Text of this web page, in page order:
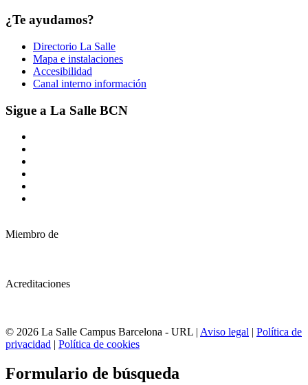
¿Te ayudamos?
Directorio La Salle
Mapa e instalaciones
Accesibilidad
Canal interno información
Sigue a La Salle BCN
Miembro de
Acreditaciones
© 2026 La Salle Campus Barcelona - URL | Aviso legal | Política de
privacidad | Política de cookies
Formulario de búsqueda